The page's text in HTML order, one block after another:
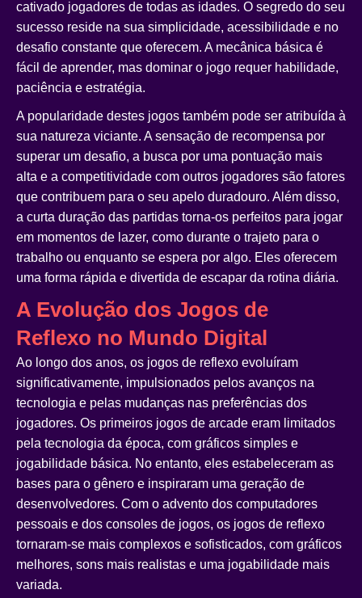
cativado jogadores de todas as idades. O segredo do seu
sucesso reside na sua simplicidade, acessibilidade e no
desafio constante que oferecem. A mecânica básica é
fácil de aprender, mas dominar o jogo requer habilidade,
paciência e estratégia.
A popularidade destes jogos também pode ser atribuída à
sua natureza viciante. A sensação de recompensa por
superar um desafio, a busca por uma pontuação mais
alta e a competitividade com outros jogadores são fatores
que contribuem para o seu apelo duradouro. Além disso,
a curta duração das partidas torna-os perfeitos para jogar
em momentos de lazer, como durante o trajeto para o
trabalho ou enquanto se espera por algo. Eles oferecem
uma forma rápida e divertida de escapar da rotina diária.
A Evolução dos Jogos de
Reflexo no Mundo Digital
Ao longo dos anos, os jogos de reflexo evoluíram
significativamente, impulsionados pelos avanços na
tecnologia e pelas mudanças nas preferências dos
jogadores. Os primeiros jogos de arcade eram limitados
pela tecnologia da época, com gráficos simples e
jogabilidade básica. No entanto, eles estabeleceram as
bases para o gênero e inspiraram uma geração de
desenvolvedores. Com o advento dos computadores
pessoais e dos consoles de jogos, os jogos de reflexo
tornaram-se mais complexos e sofisticados, com gráficos
melhores, sons mais realistas e uma jogabilidade mais
variada.